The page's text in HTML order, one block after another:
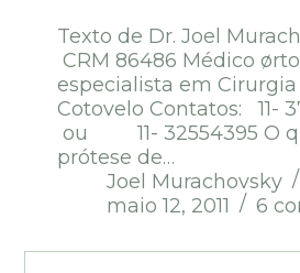
Texto de Dr. Joel
CRM 86486 Médico
especialista em
Cotovelo Contatos: 11-
ou 11- 32554395 O
prótese de…
Joel Murachovsky
maio 12, 2011
6